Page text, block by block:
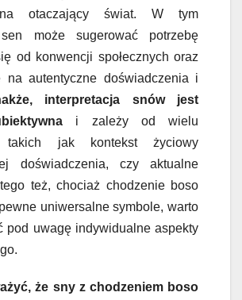
otaczający świat. W tym
może sugerować potrzebę
od konwencji społecznych oraz
na autentyczne doświadczenia i
interpretacja snów jest
i zależy od wielu
takich jak kontekst życiowy
doświadczenia, czy aktualne
też, chociaż chodzenie boso
uniwersalne symbole, warto
pod uwagę indywidualne aspekty
że sny z chodzeniem boso